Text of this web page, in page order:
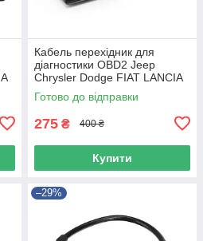
Кабель перехідник для
діагностики OBD2 Jeep
Chrysler Dodge FIAT LANCIA
Сірий 1 шт.
Готово до відправки
275 ₴ 400 ₴
Купити
–29%